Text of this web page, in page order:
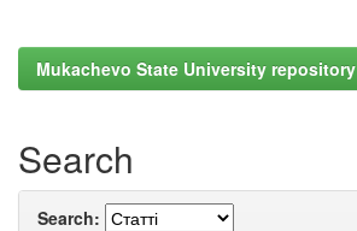
Mukachevo State University repository
Search
Search: